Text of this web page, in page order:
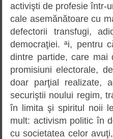
activişti de profesie într-
cale asemănătoare cu
defectorii transfugi,
democraţiei. ªi, pentru
dintre partide, care
promisiuni electorale,
doar parţial realizate,
securiştii noului regim,
în limita şi spiritul noii
mult: activism politic în
cu societatea celor